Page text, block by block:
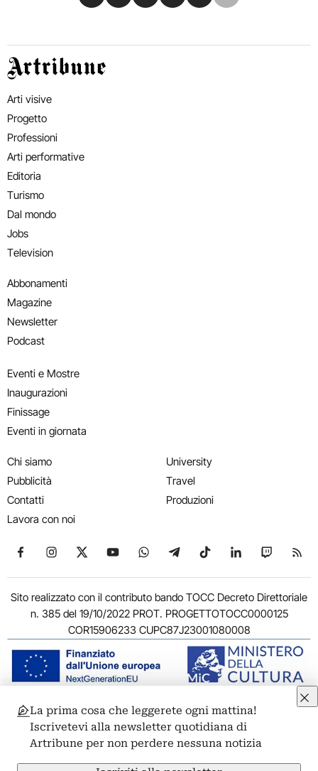
Artribune
Arti visive
Progetto
Professioni
Arti performative
Editoria
Turismo
Dal mondo
Jobs
Television
Abbonamenti
Magazine
Newsletter
Podcast
Eventi e Mostre
Inaugurazioni
Finissage
Eventi in giornata
Chi siamo
Pubblicità
Contatti
Lavora con noi
University
Travel
Produzioni
Seguici su Facebook
Seguici su Instagram
Seguici su X
Seguici su YouTube
Seguici su WhatsApp
Seguici su Telegram
Seguici su TikTok
Seguici su
Seguici
Sito realizzato con il contributo bando TOCC Decreto Direttoriale
n. 385 del 19/10/2022 PROT. PROGETTOTOCC0000125
COR15906233 CUPC87J23001080008
© 2011-2026 ARTRIBUNE srl – Corso Vittorio Emanuele II, 287 –
00186 Roma - P.I. 11381581005
Privacy: Responsabile della protezione dei dati personali
ARTRIBUNE srl – Corso Vittorio Emanuele II, 287 – 00186 Roma
La prima cosa che leggerete ogni mattina!
Iscrivetevi alla newsletter quotidiana di
Artribune per non perdere nessuna notizia